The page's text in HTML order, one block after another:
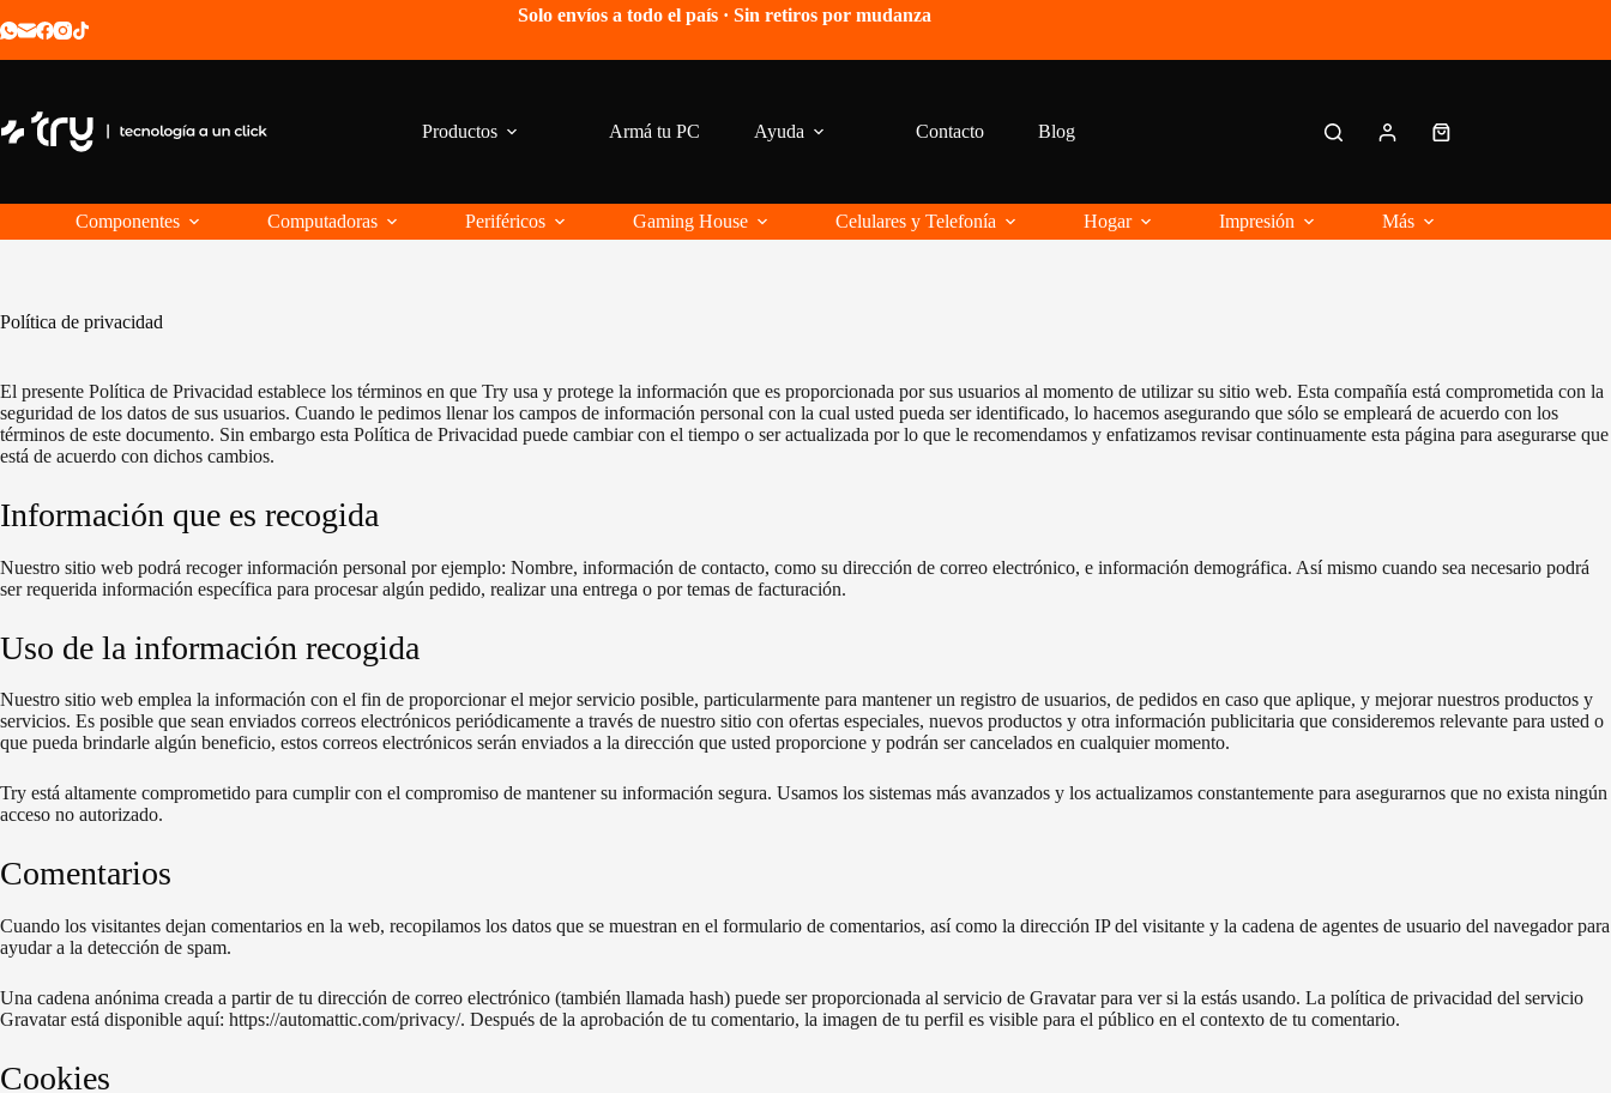
al
Solo envíos a todo el país · Sin retiros por mudanza
Productos Armá tu PC Ayuda Contacto Blog
Carro
Componentes
Computadoras Periféricos Gaming House Celulares y Telefonía Hogar Impresión Más
Política de privacidad
El presente Política de Privacidad establece los términos en que Try usa y protege la información que es proporcionada por sus usuarios al momento de utilizar su sitio web. Esta compañía está comprometida con la
seguridad de los datos de sus usuarios. Cuando le pedimos llenar los campos de información personal con la cual usted pueda ser identificado, lo hacemos asegurando que sólo se empleará de acuerdo con los
términos de este documento. Sin embargo esta Política de Privacidad puede cambiar con el tiempo o ser actualizada por lo que le recomendamos y enfatizamos revisar continuamente esta página para asegurarse que
está de acuerdo con dichos cambios.
Información que es recogida
Nuestro sitio web podrá recoger información personal por ejemplo: Nombre, información de contacto, como su dirección de correo electrónico, e información demográfica. Así mismo cuando sea necesario podrá
ser requerida información específica para procesar algún pedido, realizar una entrega o por temas de facturación.
Uso de la información recogida
Nuestro sitio web emplea la información con el fin de proporcionar el mejor servicio posible, particularmente para mantener un registro de usuarios, de pedidos en caso que aplique, y mejorar nuestros productos y
servicios. Es posible que sean enviados correos electrónicos periódicamente a través de nuestro sitio con ofertas especiales, nuevos productos y otra información publicitaria que consideremos relevante para usted o
que pueda brindarle algún beneficio, estos correos electrónicos serán enviados a la dirección que usted proporcione y podrán ser cancelados en cualquier momento.
Try está altamente comprometido para cumplir con el compromiso de mantener su información segura. Usamos los sistemas más avanzados y los actualizamos constantemente para asegurarnos que no exista ningún
acceso no autorizado.
Comentarios
Cuando los visitantes dejan comentarios en la web, recopilamos los datos que se muestran en el formulario de comentarios, así como la dirección IP del visitante y la cadena de agentes de usuario del navegador para
ayudar a la detección de spam.
Una cadena anónima creada a partir de tu dirección de correo electrónico (también llamada hash) puede ser proporcionada al servicio de Gravatar para ver si la estás usando. La política de privacidad del servicio
Gravatar está disponible aquí: https://automattic.com/privacy/. Después de la aprobación de tu comentario, la imagen de tu perfil es visible para el público en el contexto de tu comentario.
Cookies